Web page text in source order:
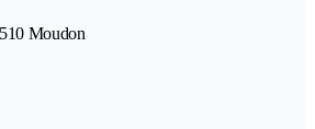
Moudon